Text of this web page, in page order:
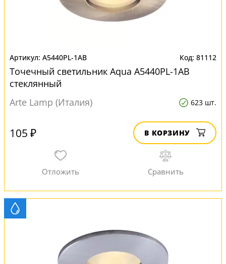
A5440PL-1AB 81112
Точечный светильник Aqua A5440PL-1AB
стеклянный
Arte Lamp (Италия)
623 шт.
105 ₽ В КОРЗИНУ